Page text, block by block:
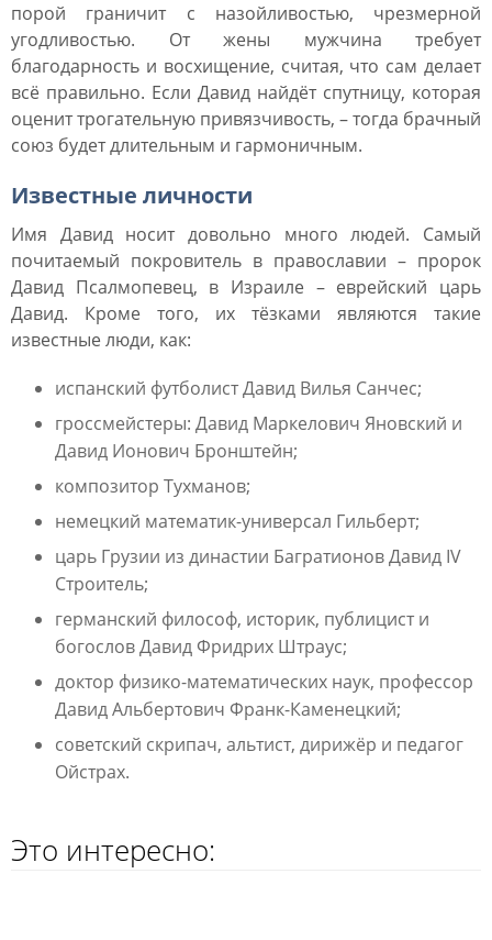
порой граничит с назойливостью, чрезмерной
угодливостью. От жены мужчина требует
благодарность и восхищение, считая, что сам делает
всё правильно. Если Давид найдёт спутницу, которая
оценит трогательную привязчивость, – тогда брачный
союз будет длительным и гармоничным.
Известные личности
Имя Давид носит довольно много людей. Самый
почитаемый покровитель в православии – пророк
Давид Псалмопевец, в Израиле – еврейский царь
Давид. Кроме того, их тёзками являются такие
известные люди, как:
испанский футболист Давид Вилья Санчес;
гроссмейстеры: Давид Маркелович Яновский и
Давид Ионович Бронштейн;
композитор Тухманов;
немецкий математик-универсал Гильберт;
царь Грузии из династии Багратионов Давид IV
Строитель;
германский философ, историк, публицист и
богослов Давид Фридрих Штраус;
доктор физико-математических наук, профессор
Давид Альбертович Франк-Каменецкий;
советский скрипач, альтист, дирижёр и педагог
Ойстрах.
Это интересно: